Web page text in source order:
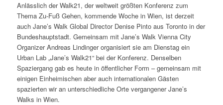
Anlässlich der Walk21, der weltweit größten Konferenz zum
Thema Zu-Fuß Gehen, kommende Woche in Wien, ist derzeit
auch Jane’s Walk Global Director Denise Pinto aus Toronto in der
Bundeshauptstadt. Gemeinsam mit Jane’s Walk Vienna City
Organizer Andreas Lindinger organisiert sie am Dienstag ein
Urban Lab „Jane’s Walk21“ bei der Konferenz. Denselben
Spaziergang gab es heute in öffentlicher Form – gemeinsam mit
einigen Einheimischen aber auch internationalen Gästen
spazierten wir an unterschiedliche Orte vergangener Jane’s
Walks in Wien.